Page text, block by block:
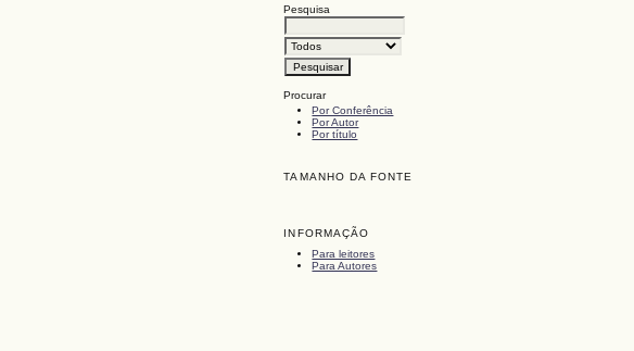
Pesquisa
Procurar
Por Conferência
Por Autor
Por título
TAMANHO DA FONTE
INFORMAÇÃO
Para leitores
Para Autores